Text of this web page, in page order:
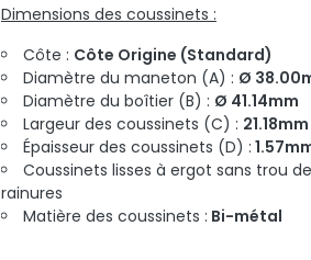
Dimensions des coussinets :
Côte : Côte Origine (Standard)
Diamètre du maneton (A) : Ø
Diamètre du boîtier (B) : Ø 41.14mm
Largeur des coussinets (C) : 21.18mm
Épaisseur des coussinets (D) :
Coussinets lisses à ergot sans trou
rainures
Matière des coussinets : Bi-métal